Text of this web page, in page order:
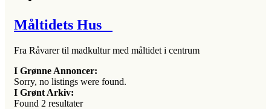
Måltidets Hus
Fra Råvarer til madkultur med måltidet i centrum
I Grønne Annoncer:
Sorry, no listings were found.
I Grønt Arkiv:
Found 2 resultater